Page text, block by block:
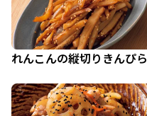
れんこんの縦切りきんぴら